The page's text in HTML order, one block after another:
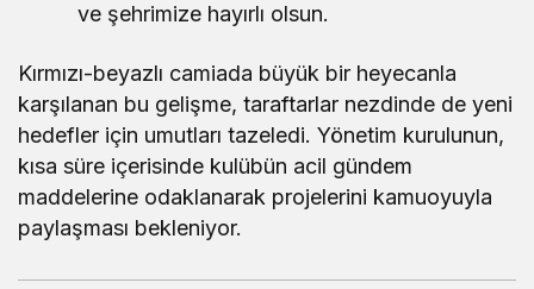
ve şehrimize hayırlı olsun.
Kırmızı-beyazlı camiada büyük bir heyecanla
karşılanan bu gelişme, taraftarlar nezdinde de yeni
hedefler için umutları tazeledi. Yönetim kurulunun,
kısa süre içerisinde kulübün acil gündem
maddelerine odaklanarak projelerini kamuoyuyla
paylaşması bekleniyor.